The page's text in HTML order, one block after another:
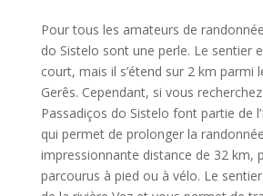
Pour tous les amateurs de
do Sistelo sont une perle. Le sentier
court, mais il s’étend sur 2 km parmi
Gerês. Cependant, si vous
Passadiços do Sistelo font partie de
qui permet de prolonger la
impressionnante distance de 32 km,
parcourus à pied ou à vélo. Le